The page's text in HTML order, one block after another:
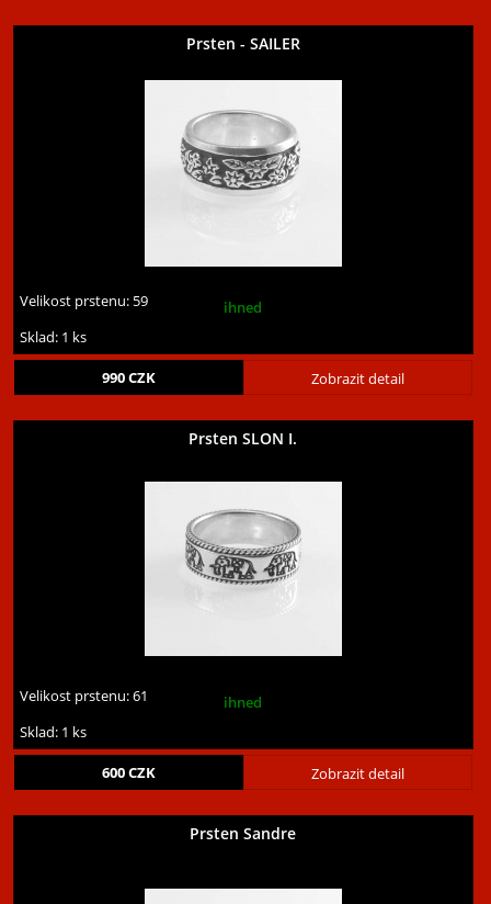
Prsten - SAILER
Velikost prstenu: 59
ihned
Sklad: 1 ks
Zobrazit detail
990CZK
Prsten SLON I.
Velikost prstenu:61
ihned
Sklad: 1 ks
Zobrazit detail
600CZK
Prsten Sandre